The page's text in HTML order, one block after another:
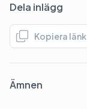
Dela inlägg
Kopiera länk
Ämnen